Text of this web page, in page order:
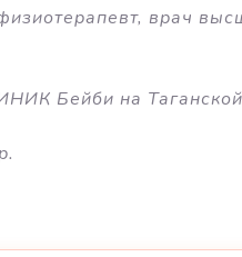
врач
Бейби на Таганской